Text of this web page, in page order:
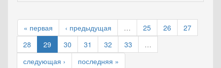
« первая ‹ предыдущая … 25 26
27
28
29 30 31 32 33
…
следующая ›
последняя »